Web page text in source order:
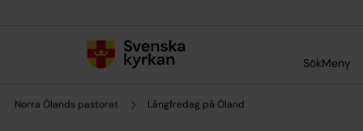
SökMeny
Norra Ölands pastorat Långfredag på Öland